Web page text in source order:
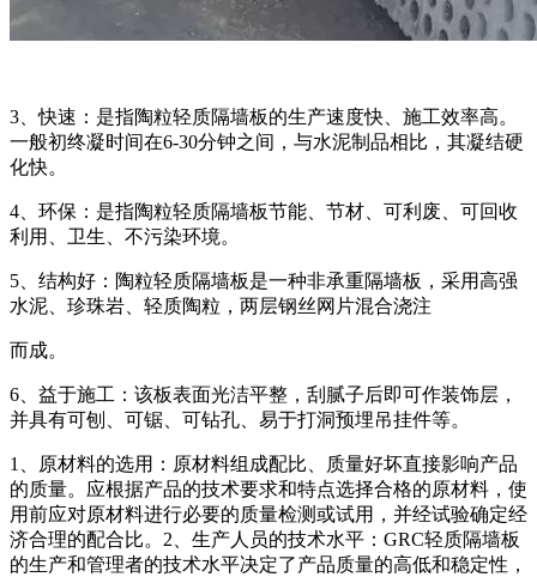
3、快速：是指陶粒轻质隔墙板的生产速度快、施工效率高。
一般初终凝时间在6-30分钟之间，与水泥制品相比，其凝结硬
化快。
4、环保：是指陶粒轻质隔墙板节能、节材、可利废、可回收
利用、卫生、不污染环境。
5、结构好：陶粒轻质隔墙板是一种非承重隔墙板，采用高强
水泥、珍珠岩、轻质陶粒，两层钢丝网片混合浇注
而成。
6、益于施工：该板表面光洁平整，刮腻子后即可作装饰层，
并具有可刨、可锯、可钻孔、易于打洞预埋吊挂件等。
1、原材料的选用：原材料组成配比、质量好坏直接影响产品
的质量。应根据产品的技术要求和特点选择合格的原材料，使
用前应对原材料进行必要的质量检测或试用，并经试验确定经
济合理的配合比。2、生产人员的技术水平：GRC轻质隔墙板
的生产和管理者的技术水平决定了产品质量的高低和稳定性，